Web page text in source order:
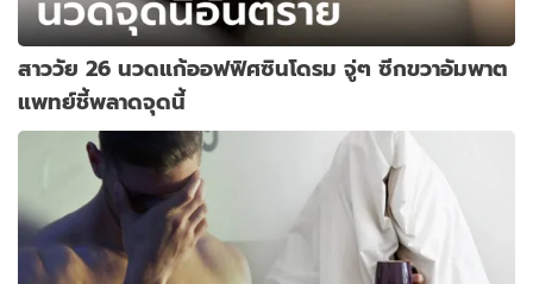
สาววัย 26 นวดแก้ออฟฟิศซินโดรม จู่ๆ ซีกขวาอัมพาต
แพทย์ชี้พลาดจุดนี้